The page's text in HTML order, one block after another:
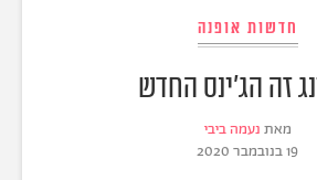
חדשות אופנה
זה הג'ינס החדש
מאת נעמה ביבי
19 בנובמבר 2020